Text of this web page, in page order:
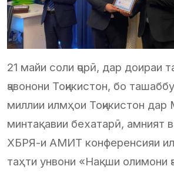
21 майи соли ҷорӣ, дар доираи
ҷавонони Тоҷикистон, бо
миллии илмҳои Тоҷикистон дар
минтақавии бехатарӣ, амният
ХБРЯ-и АМИТ конференсияи
таҳти унвони «Нақши олимони